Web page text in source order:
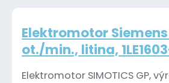
Elektromotor Siemens
ot./min., litina,
Elektromotor SIMOTICS GP,